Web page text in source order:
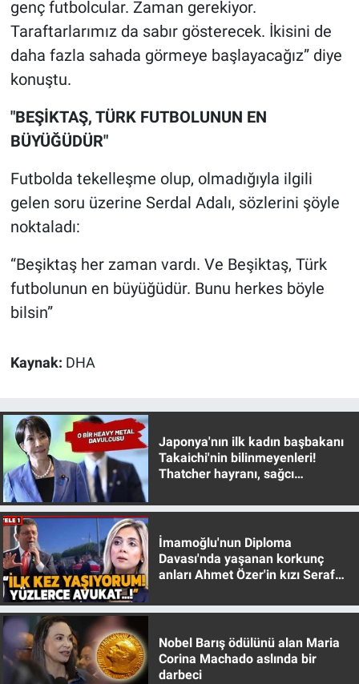
genç futbolcular. Zaman gerekiyor.
Taraftarlarımız da sabır gösterecek. İkisini de
daha fazla sahada görmeye başlayacağız” diye
konuştu.
"BEŞİKTAŞ, TÜRK FUTBOLUNUN EN
BÜYÜĞÜDÜR"
Futbolda tekelleşme olup, olmadığıyla ilgili
gelen soru üzerine Serdal Adalı, sözlerini şöyle
noktaladı:
“Beşiktaş her zaman vardı. Ve Beşiktaş, Türk
futbolunun en büyüğüdür. Bunu herkes böyle
bilsin”
Kaynak: DHA
Japonya'nın ilk kadın başbakanı
Takaichi'nin bilinmeyenleri!
Thatcher hayranı, sağcı
İmamoğlu'nun Diploma
Davası'nda yaşanan korkunç
anları Ahmet Özer'in kızı Seraf
Nobel Barış ödülünü alan Maria
Corina Machado aslında bir
darbeci